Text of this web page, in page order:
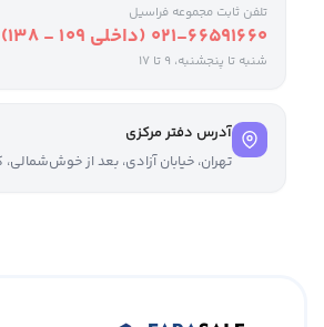
تلفن ثابت مجموعه فراسیل
021-66591660 (داخلی ۱۰۹ - ۱۳۸)
شنبه تا پنجشنبه، 9 تا ۱۷
آدرس دفتر مرکزی
تهران، خیابان آزادی، بعد از خوش‌شمالی،